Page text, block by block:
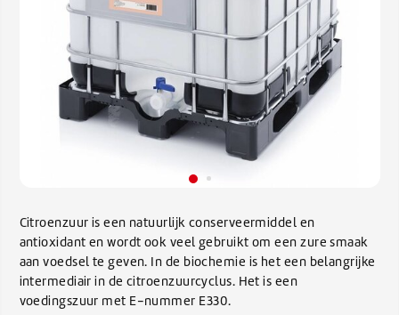
Citroenzuur is een natuurlijk conserveermiddel en
antioxidant en wordt ook veel gebruikt om een zure smaak
aan voedsel te geven. In de biochemie is het een belangrijke
intermediair in de citroenzuurcyclus. Het is een
voedingszuur met E-nummer E330.